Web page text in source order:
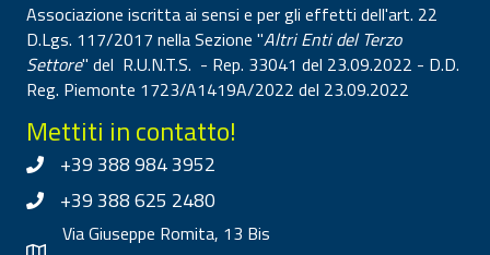
Associazione iscritta ai sensi e per gli effetti dell'art. 22
D.Lgs. 117/2017 nella Sezione "Altri Enti del Terzo
Settore" del R.U.N.T.S. - Rep. 33041 del 23.09.2022 - D.D.
Reg. Piemonte 1723/A1419A/2022 del 23.09.2022
Mettiti in contatto!
+39 388 984 3952
+39 388 625 2480
Via Giuseppe Romita, 13 Bis